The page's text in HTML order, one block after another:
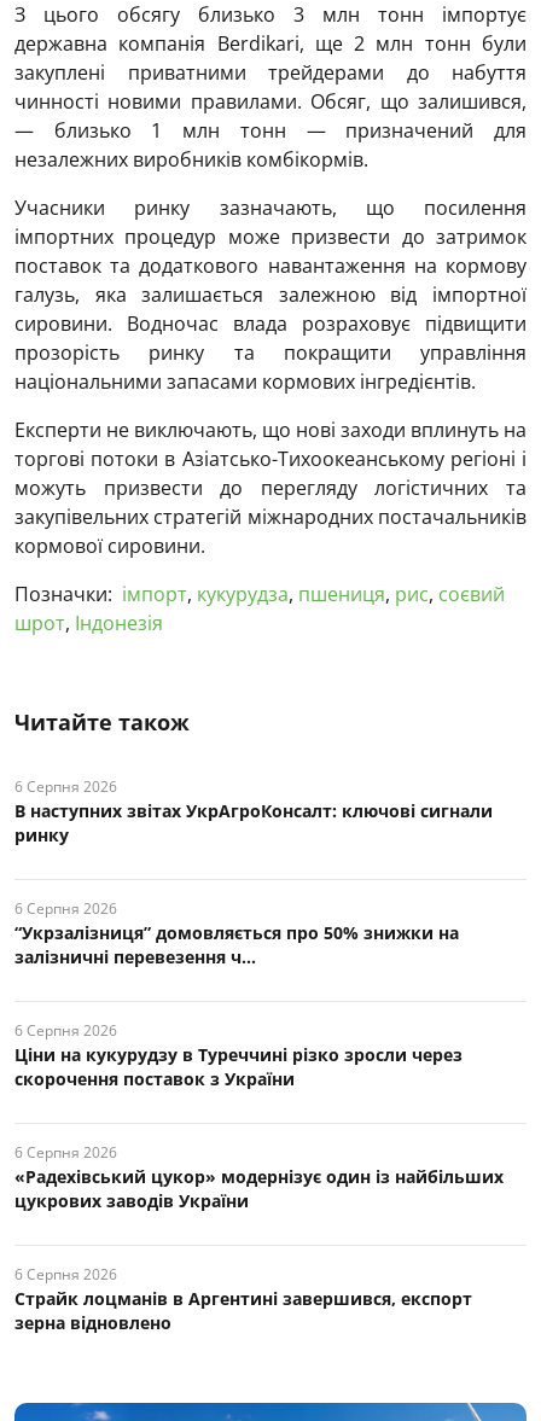
З цього обсягу близько 3 млн тонн імпортує
державна компанія Berdikari, ще 2 млн тонн були
закуплені приватними трейдерами до набуття
чинності новими правилами. Обсяг, що залишився,
— близько 1 млн тонн — призначений для
незалежних виробників комбікормів.
Учасники ринку зазначають, що посилення
імпортних процедур може призвести до затримок
поставок та додаткового навантаження на кормову
галузь, яка залишається залежною від імпортної
сировини. Водночас влада розраховує підвищити
прозорість ринку та покращити управління
національними запасами кормових інгредієнтів.
Експерти не виключають, що нові заходи вплинуть на
торгові потоки в Азіатсько-Тихоокеанському регіоні і
можуть призвести до перегляду логістичних та
закупівельних стратегій міжнародних постачальників
кормової сировини.
Позначки: імпорт, кукурудза, пшениця, рис, соєвий
шрот, Індонезія
Читайте також
6 Серпня 2026
В наступних звітах УкрАгроКонсалт: ключові cигнали
ринку
6 Серпня 2026
“Укрзалізниця” домовляється про 50% знижки на
залізничні перевезення ч...
6 Серпня 2026
Ціни на кукурудзу в Туреччині різко зросли через
скорочення поставок з України
6 Серпня 2026
«Радехівський цукор» модернізує один із найбільших
цукрових заводів України
6 Серпня 2026
Страйк лоцманів в Аргентині завершився, експорт
зерна відновлено